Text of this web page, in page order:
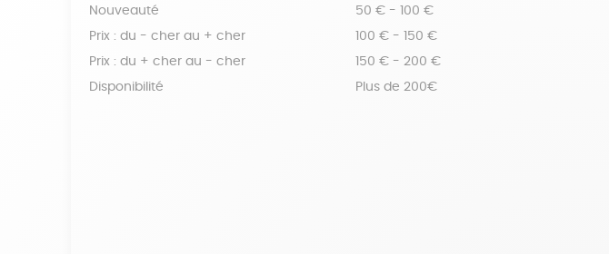
Nouveauté
Prix : du - cher au + cher
Prix : du + cher au - cher
Disponibilité
50 € - 100 €
100 € - 150 €
150 € - 200 €
Plus de 200€